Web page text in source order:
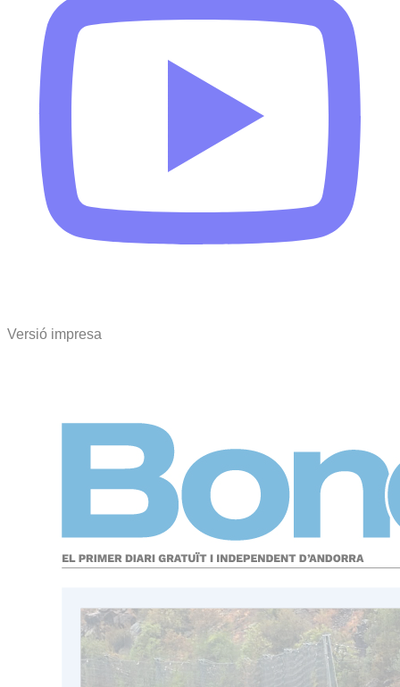
Versió impresa